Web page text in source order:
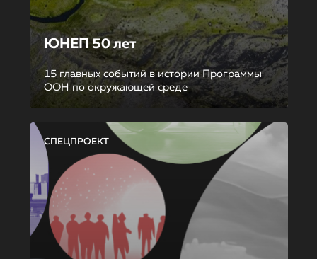
ЮНЕП 50 лет
15 главных событий в истории Программы
ООН по окружающей среде
СПЕЦПРОЕКТ